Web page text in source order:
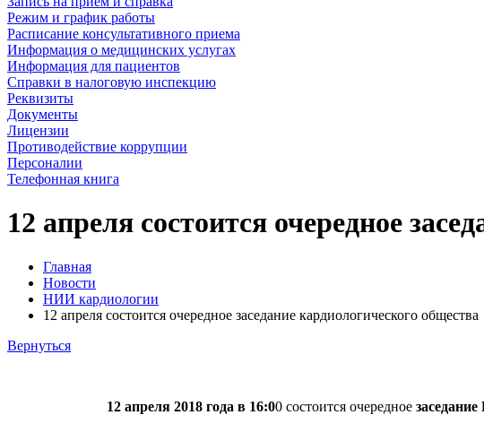
Режим и график работы
Расписание консультативного приема
Информация о медицинских услугах
Информация для пациентов
Справки в налоговую инспекцию
Реквизиты
Документы
Лицензии
Противодействие коррупции
Персоналии
Телефонная книга
12 апреля состоится очередное
Главная
Новости
НИИ кардиологии
12 апреля состоится очередное заседание кардиологического общества
Вернуться
12 апреля 2018 года в 16:00 состоится очередное